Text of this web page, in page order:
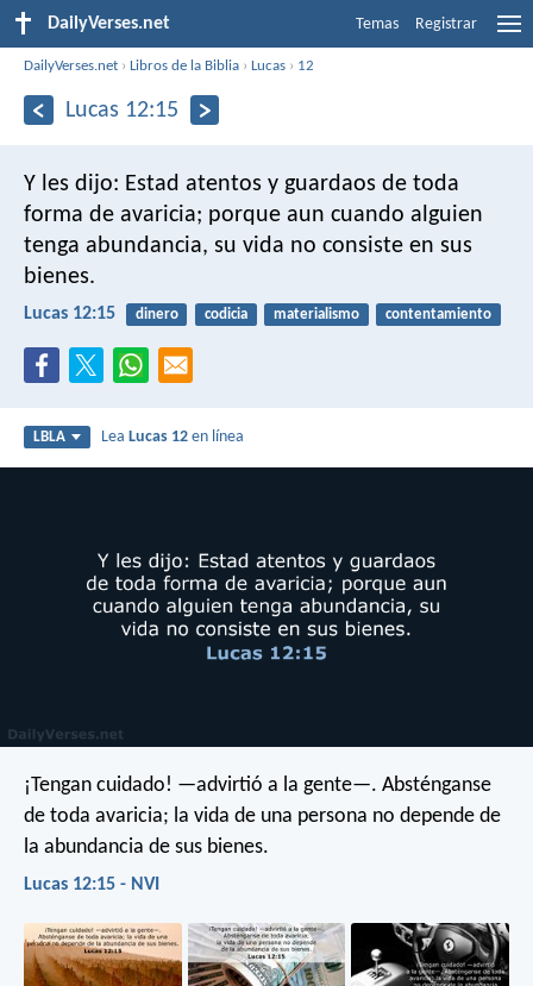
DailyVerses.net Temas Registrar
DailyVerses.net ›Libros de la Biblia ›Lucas › 12
Lucas 12:15
Y les dijo: Estad atentos y guardaos de toda
forma de avaricia; porque aun cuando alguien
tenga abundancia, su vida no consiste en sus
bienes.
Lucas 12:15 dinero codicia materialismo contentamiento
LBLA LeaLucas 12 en línea
¡Tengan cuidado! —advirtió a la gente—. Absténganse
de toda avaricia; la vida de una persona no depende de
la abundancia de sus bienes.
Lucas 12:15 - NVI